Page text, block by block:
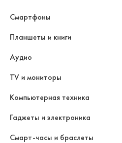
Смартфоны
Планшеты и книги
Аудио
TV и мониторы
Компьютерная техника
Гаджеты и электроника
Смарт-часы и браслеты